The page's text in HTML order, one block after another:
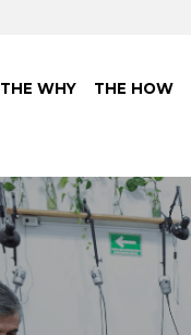
THE WHY THE HOW